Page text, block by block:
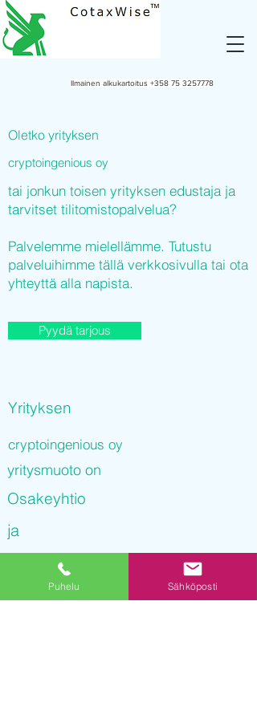
Ilmainen alkukartoitus +358 75 3257778
Oletko yrityksen
cryptoingenious oy
tai jonkun toisen yrityksen edustaja ja
tarvitset tilitomistopalvelua?
Palvelemme mielellämme. Tutustu
palveluihimme tällä verkkosivulla tai ota
yhteyttä alla napista.
Pyydä tarjous
Yrityksen
cryptoingenious oy
yritysmuoto on
Osakeyhtio
ja
cryptoingenious oy
on rekisteröity kaupparekisteriin
Puhelu Sähköposti